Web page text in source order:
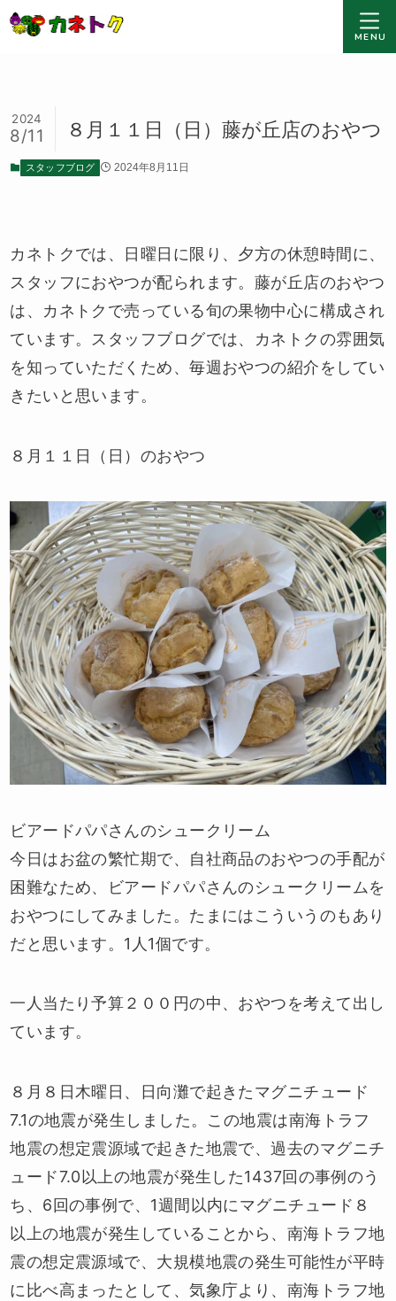
MENU
８月１１日（日）藤が丘店のおやつ
2024
8/11
スタッフブログ 2024年8月11日
カネトクでは、日曜日に限り、夕方の休憩時間に、
スタッフにおやつが配られます。藤が丘店のおやつ
は、カネトクで売っている旬の果物中心に構成され
ています。スタッフブログでは、カネトクの雰囲気
を知っていただくため、毎週おやつの紹介をしてい
きたいと思います。
８月１１日（日）のおやつ
ビアードパパさんのシュークリーム
今日はお盆の繁忙期で、自社商品のおやつの手配が
困難なため、ビアードパパさんのシュークリームを
おやつにしてみました。たまにはこういうのもあり
だと思います。1人1個です。
一人当たり予算２００円の中、おやつを考えて出し
ています。
８月８日木曜日、日向灘で起きたマグニチュード
7.1の地震が発生しました。この地震は南海トラフ
地震の想定震源域で起きた地震で、過去のマグニチ
ュード7.0以上の地震が発生した1437回の事例のう
ち、6回の事例で、1週間以内にマグニチュード８
以上の地震が発生していることから、南海トラフ地
震の想定震源域で、大規模地震の発生可能性が平時
に比べ高まったとして、気象庁より、南海トラフ地